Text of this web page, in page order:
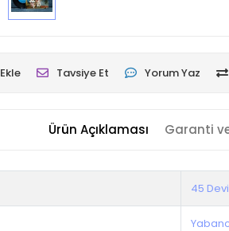
Tavsiye Et Yorum Yaz
Ürün Açıklaması Garanti
45